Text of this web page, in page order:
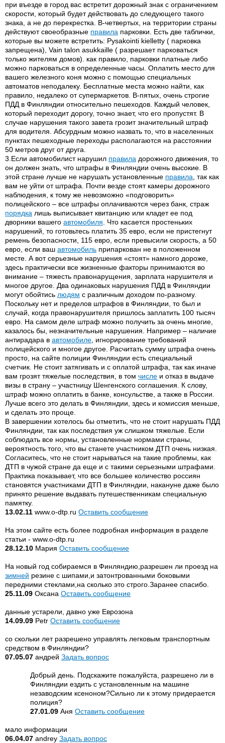
при въезде в город вас встретит дорожный знак с ограничением
скорости, который будет действовать до следующего такого
знака, а не до перекрестка. В-четвертых, на территории страны
действуют своеобразные правила парковки. Есть две таблички,
которые вы можете встретить: Pysakointi kielletty ( парковка
запрещена), Vain talon asukkaille ( разрешает парковаться
только жителям домов). как правило, парковки платные либо
можно парковаться в определенные часы. Оплатить место для
вашего железного коня можно с помощью специальных
автоматов неподалеку. Бесплатные места можно найти, как
правило, недалеко от супермаркетов. В-пятых, очень строгие
ПДД в Финляндии относительно пешеходов. Каждый человек,
который переходит дорогу, точно знает, что его пропустят. В
случае нарушения такого завета грозит значительный штраф
для водителя. Абсурдным можно назвать то, что в населенных
пунктах пешеходные переходы располагаются на расстоянии
50 метров друг от друга.
3.Если автомобилист нарушил правила дорожного движения, то
он должен знать, что штрафы в Финляндии очень высокие. В
этой стране лучше не нарушать установленные правила , так как
вам не уйти от штрафа. Почти везде стоят камеры дорожного
наблюдения, к тому же невозможно «подговорить»
полицейского – все штрафы оплачиваются через банк, страж
порядка лишь выписывает квитанцию или кладет ее под
дворники вашего автомобиля . Что касается простеньких
нарушений, то готовьтесь платить 35 евро, если не пристегнут
ремень безопасности, 115 евро, если превысили скорость, а 50
евро, если ваш автомобиль припаркован не в положенном
месте. А вот серьезные нарушения «стоят» намного дороже,
здесь практически все жизненные факторы принимаются во
внимание – тяжесть правонарущения, зарплата нарушителя и
многое другое. Два одинаковых нарушения ПДД в Финляндии
могут обойтись людям с различным доходом по-разному.
Поскольку нет и пределов штрафов в Финляндии, то был и
случай, когда правонарушителя пришлось заплатить 100 тысяч
евро. На самом деле штраф можно получить за очень многие,
казалось бы, незначительные нарушения. Например – наличие
антирадара в автомобиле , игнорирование требований
полицейского и многое другое. Расчитать сумму штрафа очень
просто, на сайте полиции Финляндии есть специальный
счетчик. Не стоит затягивать и с оплатой штрафа, так как иначе
вам грозят тяжелые последствия, в том числе и отказ в выдаче
визы в страну – участницу Шенгенского соглашения. К слову,
штраф можно оплатить в банке, консульстве, а также в России.
Лучше всего это делать в Финляндии, здесь и комиссия меньше,
и сделать это проще.
В завершении хотелось бы отметить, что не стоит нарушать ПДД
Финляндии, так как последствия уж слишком тяжелые. Если
соблюдать все нормы, установленные нормами страны,
вероятность того, что вы станете участником ДТП очень низкая.
Согласитесь, что не стоит нарываться на такие проблемы, как
ДТП в чужой стране да еще и с такими серьезными штрафами.
Практика показывает, что все большее количество россиян
становятся участниками ДТП в Финляндии, накануне даже было
принято решение выдавать путешественникам специальную
памятку.
13.02.11 www.o-dtp.ru Оставить сообщение
На этом сайте есть более подробная информация в разделе
статьи - www.o-dtp.ru
28.12.10 Мария Оставить сообщение
На новый год собираемся в Финляндию,разрешен ли проезд на
зимней резине с шипами,и затонтрованными боковыми
передними стеклами,на сколько это строго.Заранее спасибо.
25.11.09 Оксана Оставить сообщение
данные устарели, давно уже Еврозона
14.09.09 Petr Оставить сообщение
со скольки лет разрешено управлять легковым транспортным
средством в Финляндии?
07.05.07 андрей Задать вопрос
Добрый день. Подскажите пожалуйста, разрешено ли в
Финляндии ездить с установленным на машине
незаводским ксеноном?Сильно ли к этому придерается
полиция?
27.01.09 Аня Оставить сообщение
мало информации
06.04.07 andrey Задать вопрос